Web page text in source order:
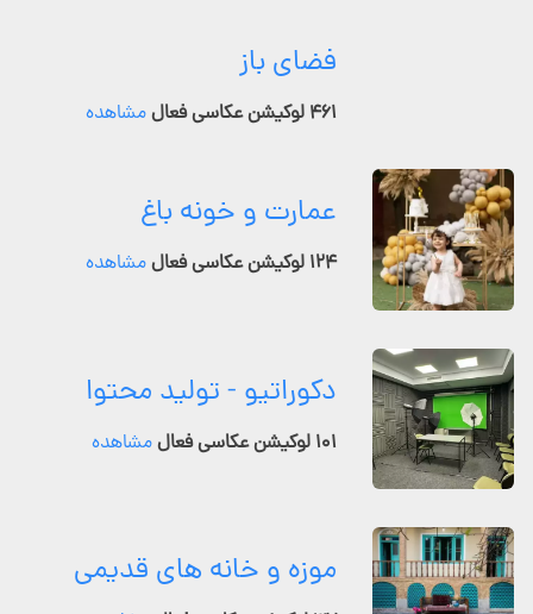
فضای باز
۴۶۱ لوکیشن عکاسی فعال مشاهده
عمارت و خونه باغ
۱۲۴ لوکیشن عکاسی فعال مشاهده
دکوراتیو - تولید محتوا
۱۰۱ لوکیشن عکاسی فعال مشاهده
موزه و خانه های قدیمی